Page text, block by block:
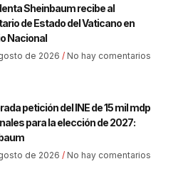
Sheinbaum recibe al
de Estado del Vaticano en
Nacional
de 2026 No hay comentarios
petición del INE de 15 mil mdp
para la elección de 2027:
de 2026 No hay comentarios